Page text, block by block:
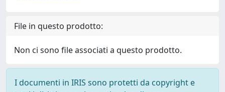
File in questo prodotto:
Non ci sono file associati a questo prodotto.
I documenti in IRIS sono protetti da copyright e